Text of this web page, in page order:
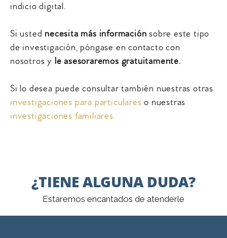
indicio digital.
Si usted necesita más información sobre este tipo
de investigación, póngase en contacto con
nosotros y le asesoraremos gratuitamente.
Si lo desea puede consultar también nuestras otras
investigaciones para particulareso nuestras
investigaciones familiares.
¿TIENE ALGUNA DUDA?
Estaremos encantados de atenderle